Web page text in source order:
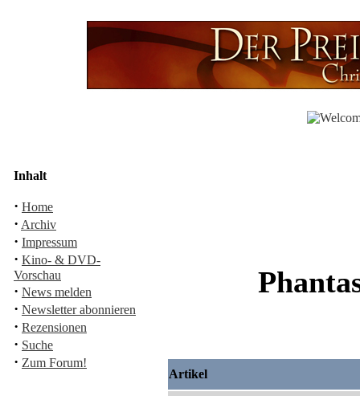
Inhalt
· Home
· Archiv
· Impressum
· Kino- & DVD-
Vorschau
· News melden
· Newsletter abonnieren
· Rezensionen
· Suche
· Zum Forum!
Artikel